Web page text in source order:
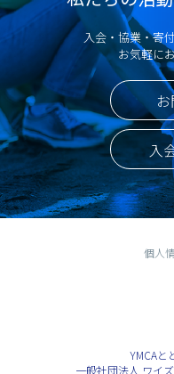
入会・協業・寄
お気軽に
入
個人
YMCAと
一般社団法人 ワイ